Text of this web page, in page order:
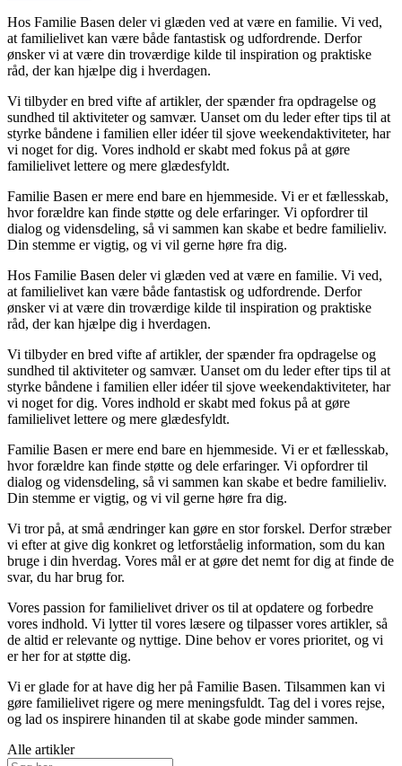
Hos Familie Basen deler vi glæden ved at være en familie. Vi ved,
at familielivet kan være både fantastisk og udfordrende. Derfor
ønsker vi at være din troværdige kilde til inspiration og praktiske
råd, der kan hjælpe dig i hverdagen.
Vi tilbyder en bred vifte af artikler, der spænder fra opdragelse og
sundhed til aktiviteter og samvær. Uanset om du leder efter tips til at
styrke båndene i familien eller idéer til sjove weekendaktiviteter, har
vi noget for dig. Vores indhold er skabt med fokus på at gøre
familielivet lettere og mere glædesfyldt.
Familie Basen er mere end bare en hjemmeside. Vi er et fællesskab,
hvor forældre kan finde støtte og dele erfaringer. Vi opfordrer til
dialog og vidensdeling, så vi sammen kan skabe et bedre familieliv.
Din stemme er vigtig, og vi vil gerne høre fra dig.
Hos Familie Basen deler vi glæden ved at være en familie. Vi ved,
at familielivet kan være både fantastisk og udfordrende. Derfor
ønsker vi at være din troværdige kilde til inspiration og praktiske
råd, der kan hjælpe dig i hverdagen.
Vi tilbyder en bred vifte af artikler, der spænder fra opdragelse og
sundhed til aktiviteter og samvær. Uanset om du leder efter tips til at
styrke båndene i familien eller idéer til sjove weekendaktiviteter, har
vi noget for dig. Vores indhold er skabt med fokus på at gøre
familielivet lettere og mere glædesfyldt.
Familie Basen er mere end bare en hjemmeside. Vi er et fællesskab,
hvor forældre kan finde støtte og dele erfaringer. Vi opfordrer til
dialog og vidensdeling, så vi sammen kan skabe et bedre familieliv.
Din stemme er vigtig, og vi vil gerne høre fra dig.
Vi tror på, at små ændringer kan gøre en stor forskel. Derfor stræber
vi efter at give dig konkret og letforståelig information, som du kan
bruge i din hverdag. Vores mål er at gøre det nemt for dig at finde de
svar, du har brug for.
Vores passion for familielivet driver os til at opdatere og forbedre
vores indhold. Vi lytter til vores læsere og tilpasser vores artikler, så
de altid er relevante og nyttige. Dine behov er vores prioritet, og vi
er her for at støtte dig.
Vi er glade for at have dig her på Familie Basen. Tilsammen kan vi
gøre familielivet rigere og mere meningsfuldt. Tag del i vores rejse,
og lad os inspirere hinanden til at skabe gode minder sammen.
Alle artikler